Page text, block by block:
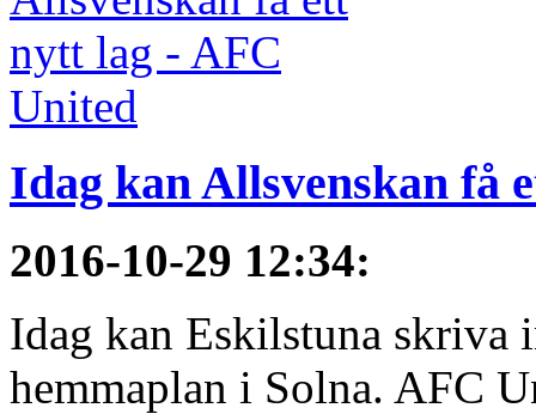
Idag kan Allsvenskan få
2016-10-29 12:34:
Idag kan Eskilstuna skriva
hemmaplan i Solna. AFC